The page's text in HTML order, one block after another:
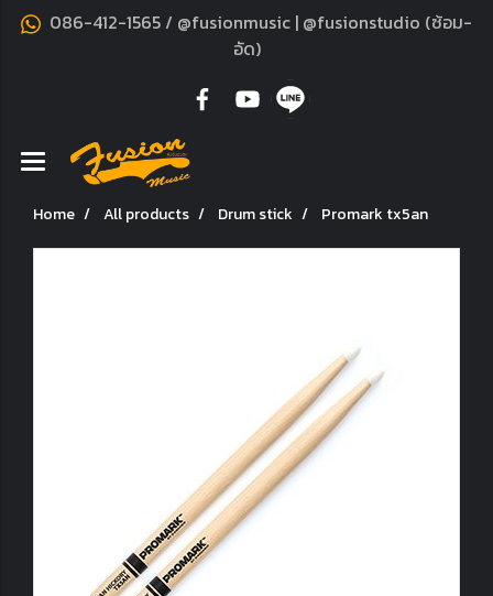
086-412-1565 / @fusionmusic | @fusionstudio (ซ้อม-
อัด)
Home All products Drum stick Promark tx5an